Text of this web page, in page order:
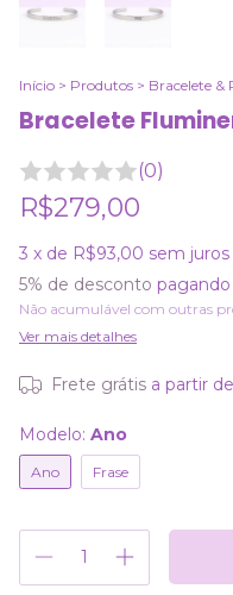
Início > Produtos > Bracelete &
Bracelete
(0)
R$279,00
3 x de R$93,00 sem juros
5% de desconto
Não acumulável com outras
Ver mais detalhes
Frete grátis a partir de
Modelo: Ano
Ano Frase